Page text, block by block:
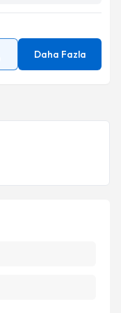
Daha Fazla